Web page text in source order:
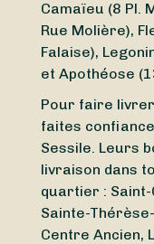
Camaïeu (8 Pl.
Rue Molière),
Falaise),
et Apothéose
Pour faire
faites
Sessile. Leurs
livraison dans
quartier : Saint-
Sainte-
Centre Ancien,